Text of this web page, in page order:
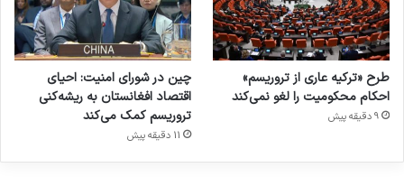
طرح «ترکیه عاری از تروریسم»
احکام محکومیت را لغو نمی‌کند
9 دقیقه پیش
چین در شورای امنیت: احیای
اقتصاد افغانستان به ریشه‌کنی
تروریسم کمک می‌کند
11 دقیقه پیش